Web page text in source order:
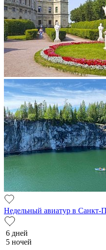
Недельный авиатур в Санкт-
6 дней
5 ночей